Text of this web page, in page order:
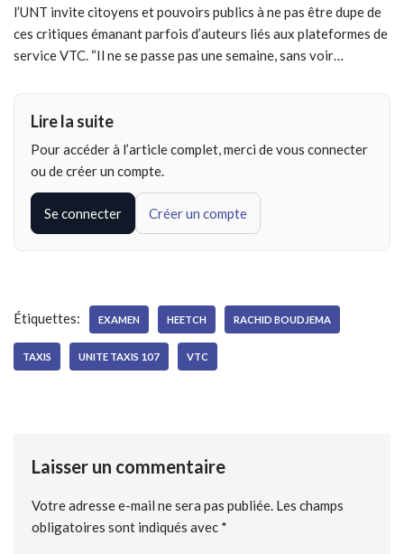
l’UNT invite citoyens et pouvoirs publics à ne pas être dupe de
ces critiques émanant parfois d’auteurs liés aux plateformes de
service VTC. “Il ne se passe pas une semaine, sans voir…
Lire la suite
Pour accéder à l’article complet, merci de vous connecter
ou de créer un compte.
Se connecter Créer un compte
Étiquettes: EXAMEN HEETCH RACHID BOUDJEMA
TAXIS UNITE TAXIS 107 VTC
Laisser un commentaire
Votre adresse e-mail ne sera pas publiée. Les champs
obligatoires sont indiqués avec *